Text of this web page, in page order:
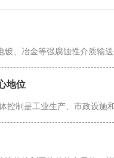
、冶金等强腐蚀性介质输
地位
控制是工业生产、市政设施